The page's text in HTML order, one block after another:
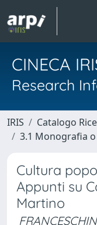
CINECA
Research
IRIS Catalogo
3.1 Monografia
Cultura
Appunti su
Martino